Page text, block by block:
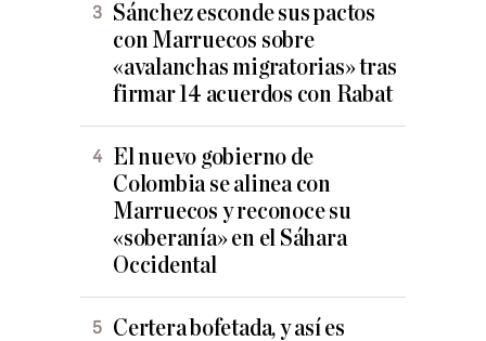
Sánchez esconde sus pactos
con Marruecos sobre
«avalanchas migratorias» tras
firmar 14 acuerdos con Rabat
El nuevo gobierno de
Colombia se alinea con
Marruecos y reconoce su
«soberanía» en el Sáhara
Occidental
Certera bofetada, y así es